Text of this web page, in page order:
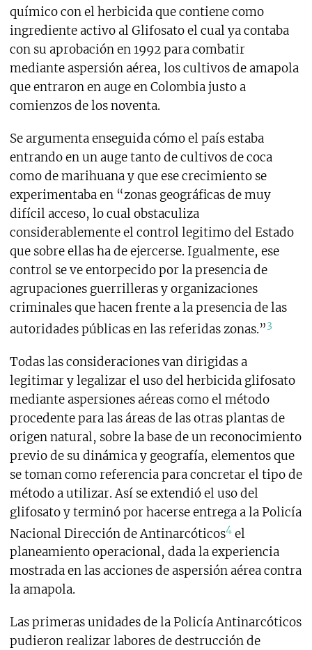
químico con el herbicida que contiene como
ingrediente activo al Glifosato el cual ya contaba
con su aprobación en 1992 para combatir
mediante aspersión aérea, los cultivos de amapola
que entraron en auge en Colombia justo a
comienzos de los noventa.
Se argumenta enseguida cómo el país estaba
entrando en un auge tanto de cultivos de coca
como de marihuana y que ese crecimiento se
experimentaba en “zonas geográficas de muy
difícil acceso, lo cual obstaculiza
considerablemente el control legitimo del Estado
que sobre ellas ha de ejercerse. Igualmente, ese
control se ve entorpecido por la presencia de
agrupaciones guerrilleras y organizaciones
criminales que hacen frente a la presencia de las
autoridades públicas en las referidas zonas.”3
Todas las consideraciones van dirigidas a
legitimar y legalizar el uso del herbicida glifosato
mediante aspersiones aéreas como el método
procedente para las áreas de las otras plantas de
origen natural, sobre la base de un reconocimiento
previo de su dinámica y geografía, elementos que
se toman como referencia para concretar el tipo de
método a utilizar. Así se extendió el uso del
glifosato y terminó por hacerse entrega a la Policía
Nacional Dirección de Antinarcóticos4el
planeamiento operacional, dada la experiencia
mostrada en las acciones de aspersión aérea contra
la amapola.
Las primeras unidades de la Policía Antinarcóticos
pudieron realizar labores de destrucción de